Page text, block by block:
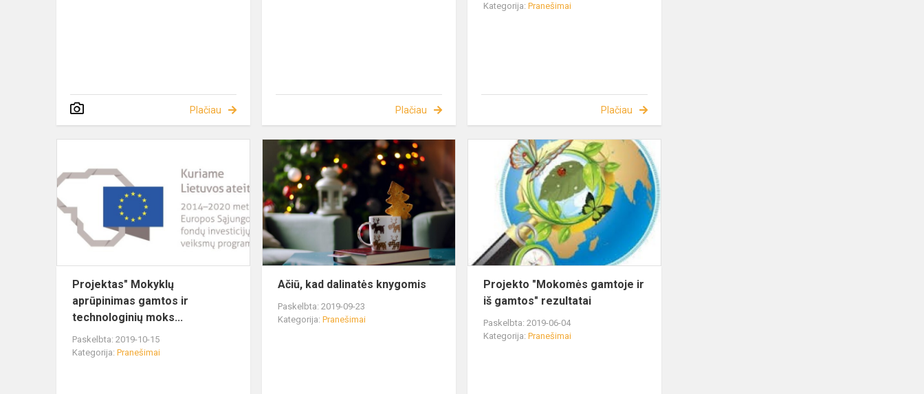
Plačiau Plačiau
Kategorija:Pranešimai
Plačiau
Projektas" Mokyklų
aprūpinimas gamtos ir
technologinių moks...
Paskelbta: 2019-10-15
Kategorija: Pranešimai
Ačiū, kad dalinatės knygomis
Paskelbta: 2019-09-23
Kategorija:Pranešimai
Projekto "Mokomės gamtoje ir
iš gamtos" rezultatai
Paskelbta: 2019-06-04
Kategorija:Pranešimai